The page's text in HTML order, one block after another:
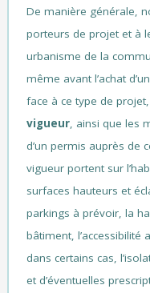
De manière générale,
porteurs de projet et à
urbanisme de la
même avant l’achat
face à ce type de
vigueur , ainsi que les
d’un permis auprès de
vigueur portent sur
surfaces hauteurs et
parkings à prévoir, la
bâtiment,
dans certains cas,
et d’éventuelles